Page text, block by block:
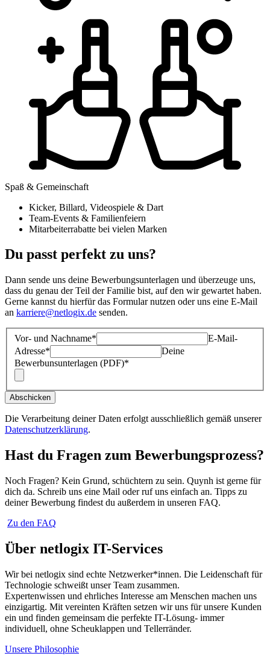
Spaß & Gemeinschaft
Kicker, Billard, Videospiele & Dart
Team-Events & Familienfeiern
Mitarbeiterrabatte bei vielen Marken
Du passt perfekt zu uns?
Dann sende uns deine Bewerbungsunterlagen und überzeuge uns,
dass du genau der Teil der Familie bist, auf den wir gewartet haben.
Gerne kannst du hierfür das Formular nutzen oder uns eine E-Mail
an karriere@netlogix.de senden.
Vor- und Nachname*
E-Mail-
Adresse*
Deine
Bewerbunsunterlagen (PDF)*
Abschicken
Die Verarbeitung deiner Daten erfolgt ausschließlich gemäß unserer
Datenschutzerklärung.
Hast du Fragen zum Bewerbungsprozess?
Noch Fragen? Kein Grund, schüchtern zu sein. Quynh ist gerne für
dich da. Schreib uns eine Mail oder ruf uns einfach an. Tipps zu
deiner Bewerbung findest du außerdem in unseren FAQ.
Zu den FAQ
Über netlogix IT-Services
Wir bei netlogix sind echte Netzwerker*innen. Die Leidenschaft für
Technologie schweißt unser Team zusammen.
Expertenwissen und ehrliches Interesse am Menschen machen uns
einzigartig. Mit vereinten Kräften setzen wir uns für unsere Kunden
ein und finden gemeinsam die perfekte IT-Lösung- immer
individuell, ohne Scheuklappen und Tellerränder.
Unsere Philosophie